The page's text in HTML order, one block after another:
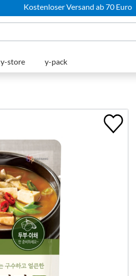
Kostenloser Versand ab 70 Euro
y-store y-pack